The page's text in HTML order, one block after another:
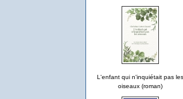
L'enfant qui n'inquiétait pas les
oiseaux (roman)